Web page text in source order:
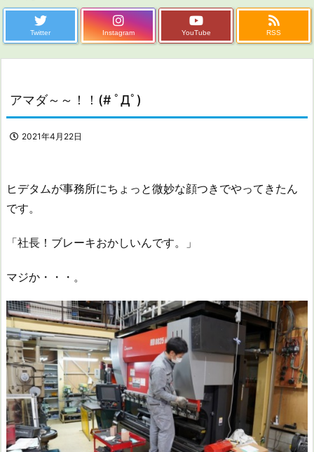
Twitter Instagram YouTube RSS
アマダ～～！！(# ﾟДﾟ)
2021年4月22日
ヒデタムが事務所にちょっと微妙な顔つきでやってきたん
です。
「社長！ブレーキおかしいんです。」
マジか・・・。